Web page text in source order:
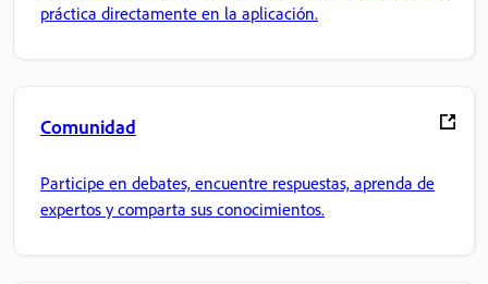
práctica directamente en la aplicación.
Comunidad
Participe en debates, encuentre respuestas, aprenda de
expertos y comparta sus conocimientos.